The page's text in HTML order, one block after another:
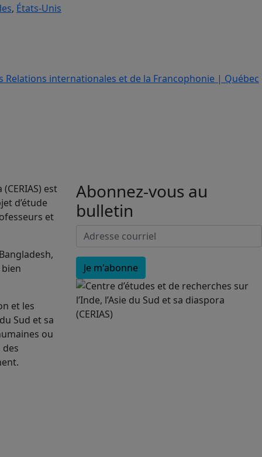
, États-Unis
est
d’étude
et
et les
Sud et sa
ou
des
Abonnez-vous au
bulletin